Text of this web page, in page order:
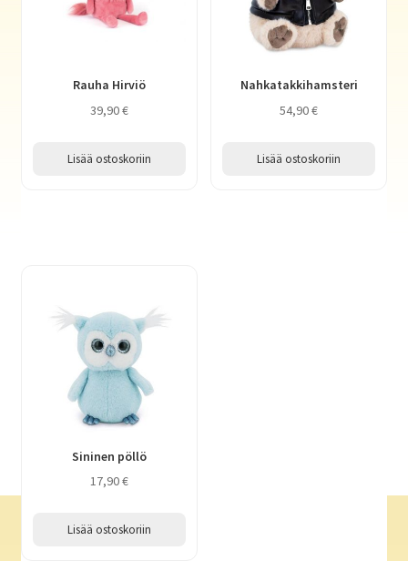
Rauha Hirviö
39,90€
Lisää ostoskoriin
Nahkatakkihamsteri
54,90€
Lisää ostoskoriin
Sininen pöllö
17,90€
Lisää ostoskoriin